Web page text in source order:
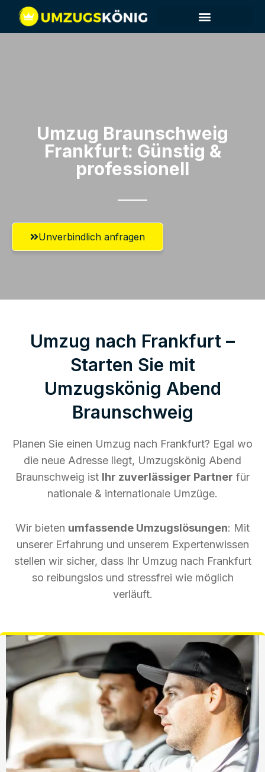
Umzug Braunschweig​
Frankfurt: Günstig &
professionell​
Unverbindlich anfragen
Umzug nach Frankfurt –
Starten Sie mit
Umzugskönig Abend
Braunschweig
Planen Sie einen Umzug nach Frankfurt? Egal wo
die neue Adresse liegt, Umzugskönig Abend
Braunschweig ist Ihr zuverlässiger Partner für
nationale & internationale Umzüge.
Wir bieten umfassende Umzugslösungen: Mit
unserer Erfahrung und unserem Expertenwissen
stellen wir sicher, dass Ihr Umzug nach Frankfurt
so reibungslos und stressfrei wie möglich
verläuft.